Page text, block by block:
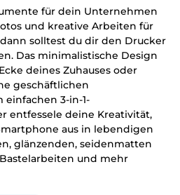
für dein Unternehmen
und kreative Arbeiten für
solltest du dir den Drucker
Das minimalistische Design
deines Zuhauses oder
geschäftlichen
3-in-1-
entfessele deine Kreativität,
aus in lebendigen
glänzenden, seidenmatten
und mehr